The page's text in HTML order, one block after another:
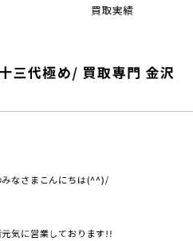
買取実績
三代極め/ 買取専門 金沢
みなさまこんにちは(^^)/
気に営業しております!!